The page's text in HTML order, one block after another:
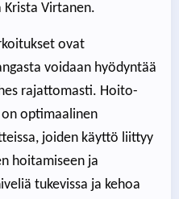
Krista Virtanen.
ovat
voidaan hyödyntää
rajattomasti. Hoito-
on optimaalinen
joiden käyttö liittyy
hoitamiseen ja
tukevissa ja kehoa